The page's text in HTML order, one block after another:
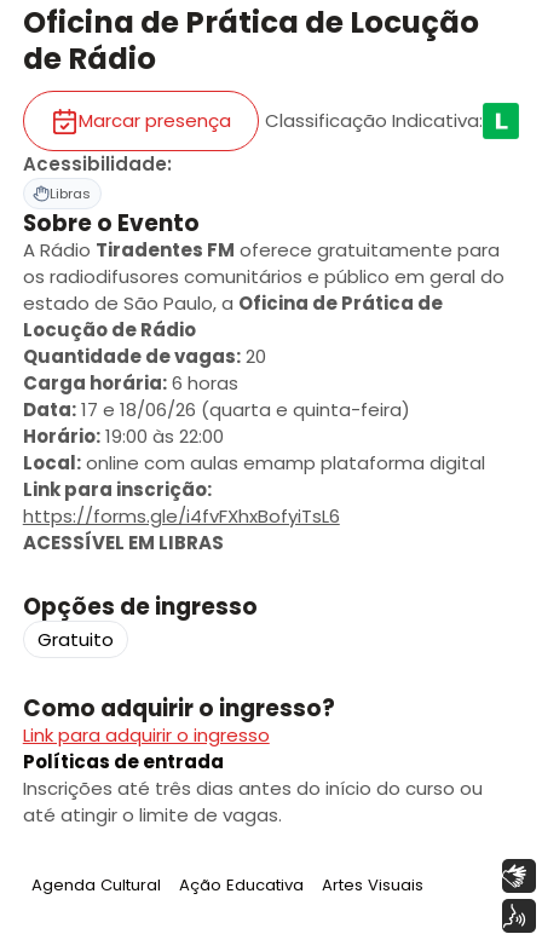
Oficina de Prática de Locução
de Rádio
Marcar presença Classificação Indicativa:
Acessibilidade:
Libras
Sobre o Evento
A Rádio Tiradentes FM oferece gratuitamente para
os radiodifusores comunitários e público em geral do
estado de São Paulo, a Oficina de Prática de
Locução de Rádio
Quantidade de vagas:20
Carga horária:6 horas
Data:17 e 18/06/26 (quarta e quinta-feira)
Horário:19:00 às 22:00
Local:online com aulas emamp plataforma digital
Link para inscrição:
https://forms.gle/i4fvFXhxBofyiTsL6
ACESSÍVEL EM LIBRAS
Opções de ingresso
Gratuito
Como adquirir o ingresso?
Link para adquirir o ingresso
Políticas de entrada
Inscrições até três dias antes do início do curso ou
até atingir o limite de vagas.
Tag:
Agenda Cultural Tag:
Ação Educativa Tag:
Artes VisuaisLibras